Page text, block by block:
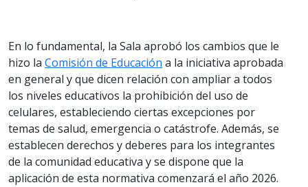
En lo fundamental, la Sala aprobó los cambios que le
hizo la Comisión de Educación a la iniciativa aprobada
en general y que dicen relación con ampliar a todos
los niveles educativos la prohibición del uso de
celulares, estableciendo ciertas excepciones por
temas de salud, emergencia o catástrofe. Además, se
establecen derechos y deberes para los integrantes
de la comunidad educativa y se dispone que la
aplicación de esta normativa comenzará el año 2026.